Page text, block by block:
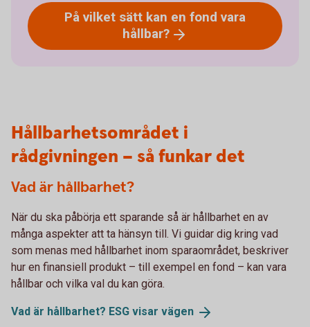
På vilket sätt kan en fond vara
hållbar?
Hållbarhetsområdet i
rådgivningen – så funkar det
Vad är hållbarhet?
När du ska påbörja ett sparande så är hållbarhet en av
många aspekter att ta hänsyn till. Vi guidar dig kring vad
som menas med hållbarhet inom sparaområdet, beskriver
hur en finansiell produkt – till exempel en fond – kan vara
hållbar och vilka val du kan göra.
Vad är hållbarhet? ESG visar vägen